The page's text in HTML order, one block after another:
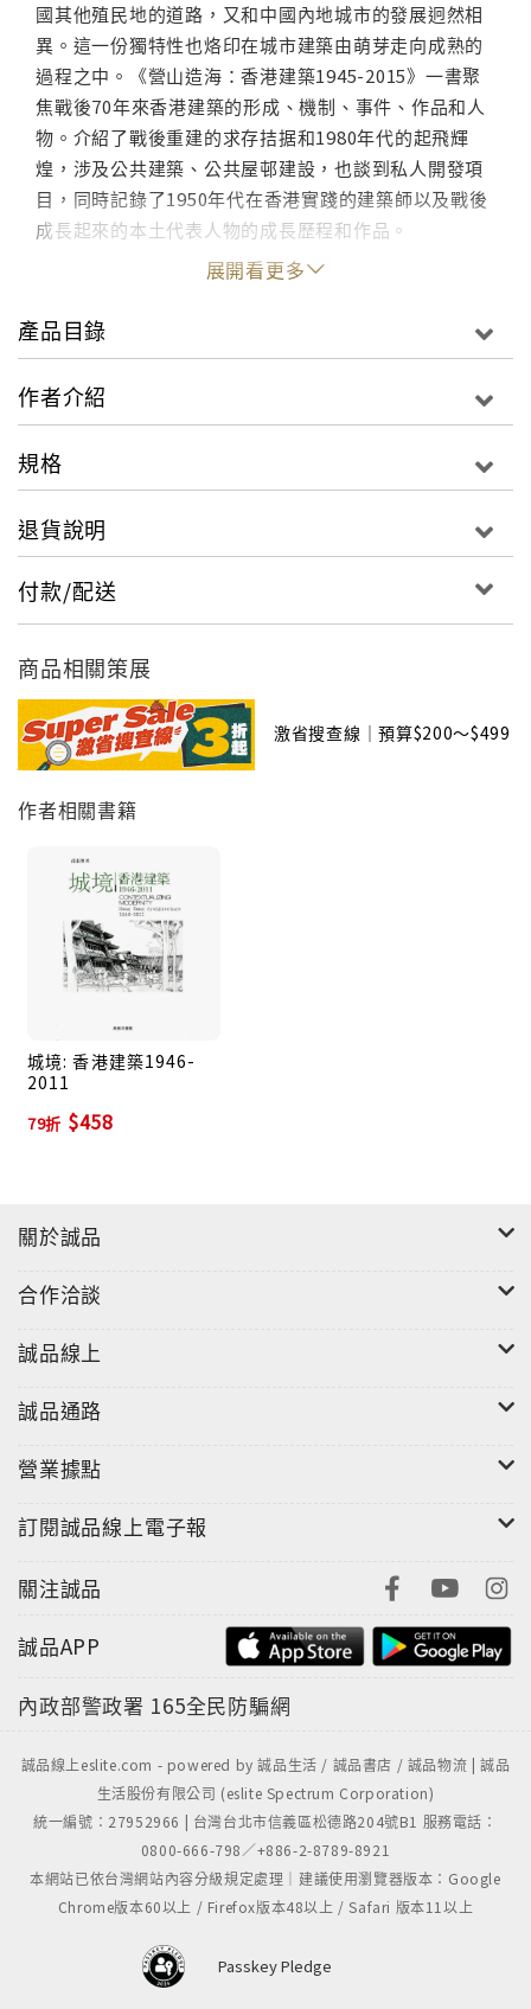
國其他殖民地的道路，又和中國內地城市的發展迥然相
異。這一份獨特性也烙印在城市建築由萌芽走向成熟的
過程之中。《營山造海：香港建築1945-2015》一書聚
焦戰後70年來香港建築的形成、機制、事件、作品和人
物。介紹了戰後重建的求存拮据和1980年代的起飛輝
煌，涉及公共建築、公共屋邨建設，也談到私人開發項
目，同時記錄了1950年代在香港實踐的建築師以及戰後
成長起來的本土代表人物的成長歷程和作品。
展開看更多
產品目錄
作者介紹
規格
退貨說明
付款/配送
商品相關策展
激省搜查線｜預算$200～$499
作者相關書籍
城境: 香港建築1946-
2011
79折 $458
關於誠品
合作洽談
誠品線上
誠品通路
營業據點
訂閱誠品線上電子報
關注誠品
誠品APP
內政部警政署 165全民防騙網
誠品線上eslite.com - powered by 誠品生活 / 誠品書店 / 誠品物流 | 誠品
生活股份有限公司 (eslite Spectrum Corporation)
統一編號：27952966 | 台灣台北市信義區松德路204號B1 服務電話：
0800-666-798／+886-2-8789-8921
本網站已依台灣網站內容分級規定處理｜建議使用瀏覽器版本：Google
Chrome版本60以上 / Firefox版本48以上 / Safari 版本11以上
Passkey Pledge